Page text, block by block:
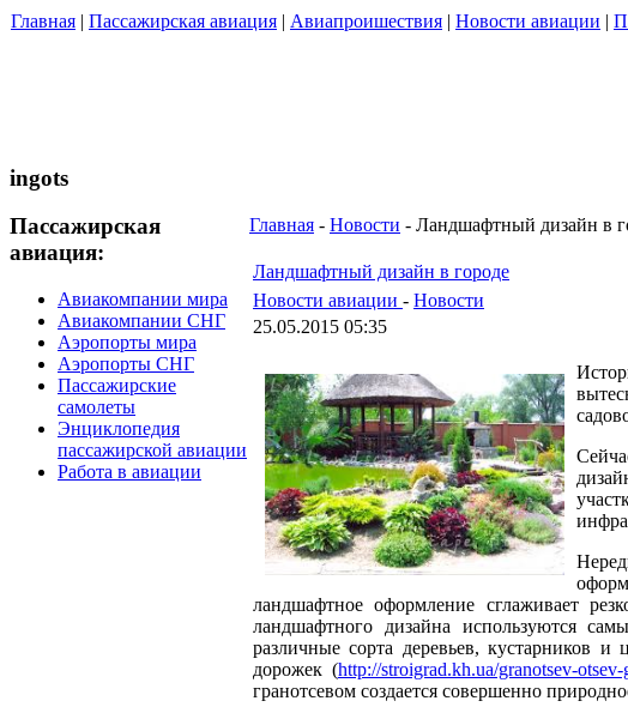
Главная | Пассажирская авиация | Авиапроишествия | Новости авиации |
ingots
Пассажирская
авиация:
Авиакомпании мира
Авиакомпании СНГ
Аэропорты мира
Аэропорты СНГ
Пассажирские
самолеты
Энциклопедия
пассажирской авиации
Работа в авиации
Главная - Новости - Ландшафтный дизайн в
Ландшафтный дизайн в городе
Новости авиации - Новости
25.05.2015 05:35
ландшафтное оформление сглаживает
ландшафтного дизайна используются
различные сорта деревьев, кустарников
дорожек (http://stroigrad.kh.ua/granotsev-
гранотсевом создается совершенно